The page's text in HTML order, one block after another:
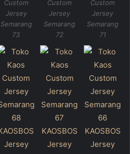
Custom
Jersey
Semarang
73
Custom
Jersey
Semarang
72
Custom
Jersey
Semarang
71